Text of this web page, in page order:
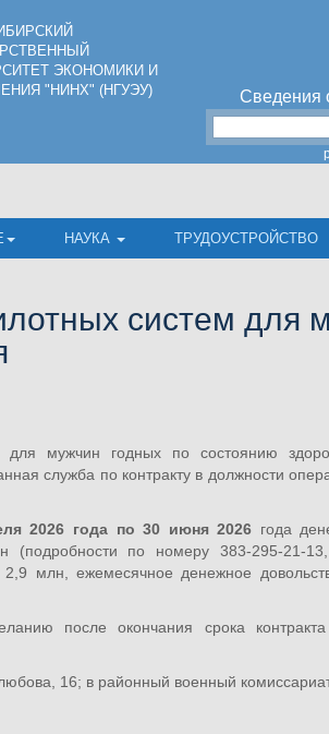
ЭКОНОМИКИ И
"НИНХ" (НГУЭУ)
Сведения
НАУКА ТРУДОУСТРОЙСТВО
систем для
для мужчин годных по состоянию
служба по контракту в должности
2026 года по 30 июня 2026 года
по номеру 383-295-21-13,
млн, ежемесячное денежное
после окончания срока
16; в районный военный